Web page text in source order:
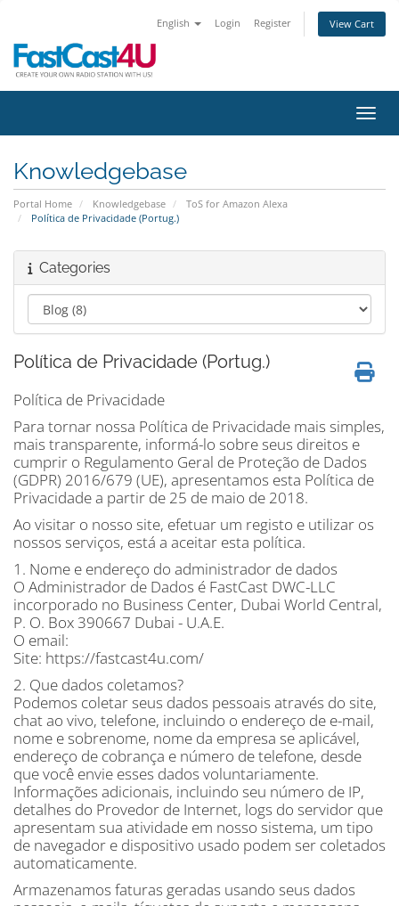
English Login Register View Cart
Knowledgebase
Portal Home Knowledgebase
ToS for Amazon Alexa
Política de Privacidade (Portug.)
Categories
Política de Privacidade (Portug.)
Política de Privacidade
Para tornar nossa Política de Privacidade mais simples,
mais transparente, informá-lo sobre seus direitos e
cumprir o Regulamento Geral de Proteção de Dados
(GDPR) 2016/679 (UE), apresentamos esta Política de
Privacidade a partir de 25 de maio de 2018.
Ao visitar o nosso site, efetuar um registo e utilizar os
nossos serviços, está a aceitar esta política.
1. Nome e endereço do administrador de dados
O Administrador de Dados é FastCast DWC-LLC
incorporado no Business Center, Dubai World Central,
P. O. Box 390667 Dubai - U.A.E.
O email:
Site: https://fastcast4u.com/
2. Que dados coletamos?
Podemos coletar seus dados pessoais através do site,
chat ao vivo, telefone, incluindo o endereço de e-mail,
nome e sobrenome, nome da empresa se aplicável,
endereço de cobrança e número de telefone, desde
que você envie esses dados voluntariamente.
Informações adicionais, incluindo seu número de IP,
detalhes do Provedor de Internet, logs do servidor que
apresentam sua atividade em nosso sistema, um tipo
de navegador e dispositivo usado podem ser coletados
automaticamente.
Armazenamos faturas geradas usando seus dados